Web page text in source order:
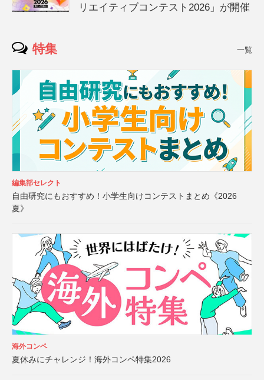
リエイティブコンテスト2026」が開催
特集 一覧
編集部セレクト
自由研究にもおすすめ！小学生向けコンテストまとめ《2026
夏》
海外コンペ
夏休みにチャレンジ！海外コンペ特集2026